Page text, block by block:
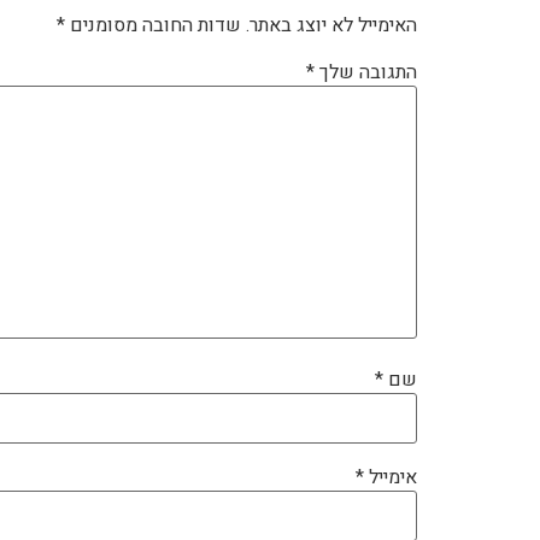
האימייל לא יוצג באתר. שדות החובה מסומנים *
התגובה שלך*
שם *
אימייל*